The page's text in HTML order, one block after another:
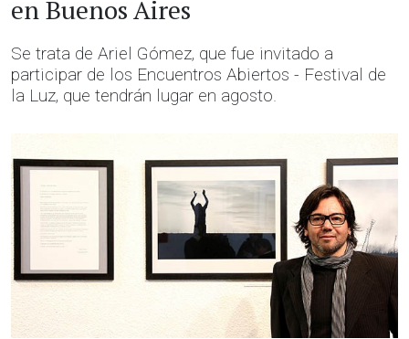
en Buenos Aires
Se trata de Ariel Gómez, que fue invitado a
participar de los Encuentros Abiertos - Festival de
la Luz, que tendrán lugar en agosto.